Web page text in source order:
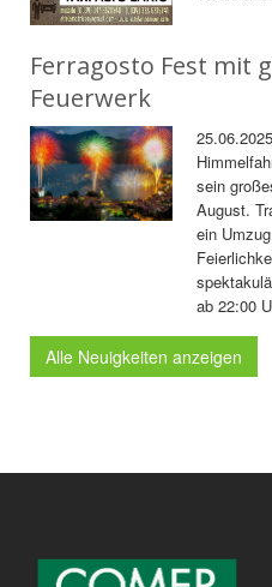
Ferragosto Fest mit
Feuerwerk
sein
August.
ein
ab 22:00
Alle Neuigkeiten anzeigen